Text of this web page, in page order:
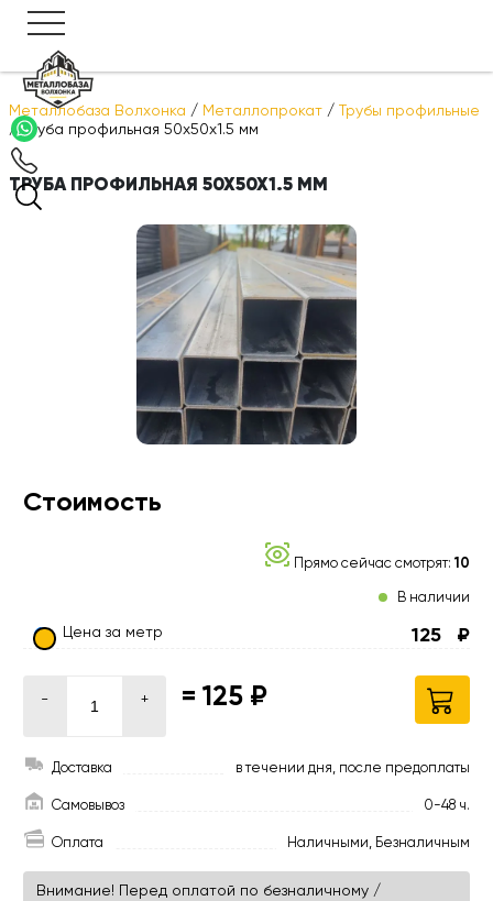
Металлобаза Волхонка / Металлопрокат /
Трубы профильные
/Труба профильная 50х50х1.5 мм
ТРУБА ПРОФИЛЬНАЯ 50Х50Х1.5 ММ
Стоимость
Прямо сейчас смотрят:10
В наличии
Цена за метр 125 ₽
- + = 125 ₽
Доставка в течении дня, после предоплаты
Самовывоз 0-48 ч.
Оплата Наличными, Безналичным
Внимание! Перед оплатой по безналичному /